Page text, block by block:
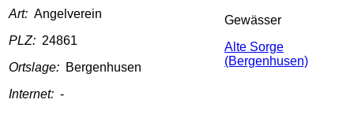
Art: Angelverein
PLZ: 24861
Ortslage: Bergenhusen
Internet: -
Gewässer
Alte Sorge
(Bergenhusen)